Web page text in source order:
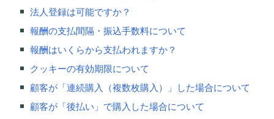
法人登録は可能ですか？
報酬の支払間隔・振込手数料について
報酬はいくらから支払われますか？
クッキーの有効期限について
顧客が「連続購入（複数枚購入）」した場合について
顧客が「後払い」で購入した場合について